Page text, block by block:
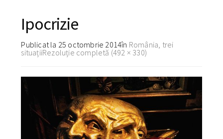
Ipocrizie
Publicat la 25 octombrie 2014în România, trei
situațiiRezoluție completă (492 × 330)